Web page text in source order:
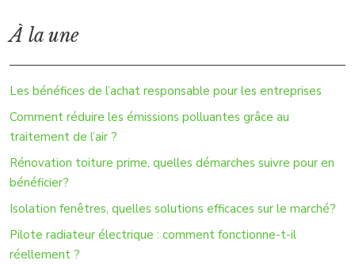
À la une
Les bénéfices de l’achat responsable pour les entreprises
Comment réduire les émissions polluantes grâce au
traitement de l’air ?
Rénovation toiture prime, quelles démarches suivre pour en
bénéficier?
Isolation fenêtres, quelles solutions efficaces sur le marché?
Pilote radiateur électrique : comment fonctionne-t-il
réellement ?